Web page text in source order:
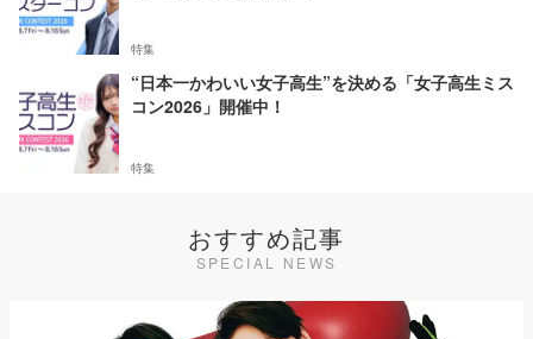
特集
“日本一かわいい女子高生”を決める「女子高生ミス
コン2026」開催中！
特集
おすすめ記事
SPECIAL NEWS